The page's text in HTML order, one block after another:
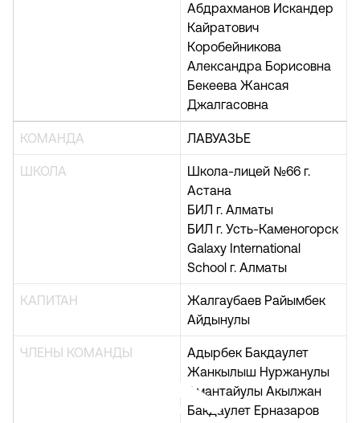
Абдрахманов Искандер
Кайратович
Коробейникова
Александра Борисовна
Бекеева Жансая
Джалгасовна
КОМАНДА ЛАВУАЗЬЕ
ШКОЛА
Школа-лицей №66 г.
Астана
БИЛ г. Алматы
БИЛ г. Усть-Каменогорск
Galaxy International
School г. Алматы
КАПИТАН
Жалгаубаев Райымбек
Айдынулы
ЧЛЕНЫ КОМАНДЫ
Адырбек Бакдаулет
Жанкылыш Нуржанулы
Амантайулы Акылжан
Бакдаулет Ерназаров